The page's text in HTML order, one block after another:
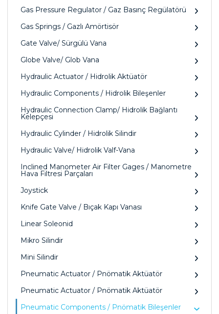
Gas Pressure Regulator / Gaz Basınç Regülatörü
Gas Springs / Gazlı Amörtisör
Gate Valve/ Sürgülü Vana
Globe Valve/ Glob Vana
Hydraulic Actuator / Hidrolik Aktüatör
Hydraulic Components / Hidrolik Bileşenler
Hydraulic Connection Clamp/ Hidrolik Bağlantı
Kelepçesi
Hydraulic Cylinder / Hidrolik Silindir
Hydraulic Valve/ Hidrolik Valf-Vana
Inclined Manometer Air Filter Gages / Manometre
Hava Filtresi Parçaları
Joystick
Knife Gate Valve / Bıçak Kapı Vanası
Linear Soleonid
Mikro Silindir
Mini Silindir
Pneumatic Actuator / Pnömatik Aktüatör
Pneumatic Actuator / Pnömatik Aktüatör
Pneumatic Components / Pnömatik Bileşenler